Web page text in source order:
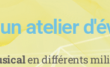
atelier
en différents